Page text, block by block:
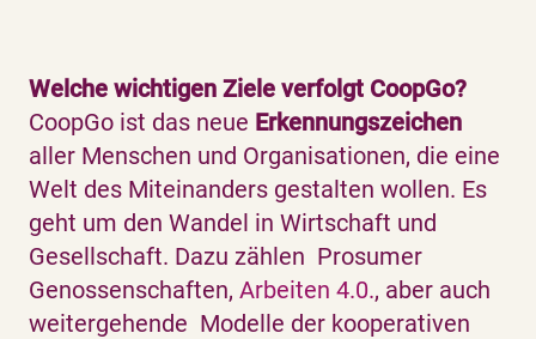
Welche wichtigen Ziele verfolgt CoopGo?
CoopGo ist das neue Erkennungszeichen
aller Menschen und Organisationen, die eine
Welt des Miteinanders gestalten wollen. Es
geht um den Wandel in Wirtschaft und
Gesellschaft. Dazu zählen Prosumer
Genossenschaften, Arbeiten 4.0., aber auch
weitergehende Modelle der kooperativen